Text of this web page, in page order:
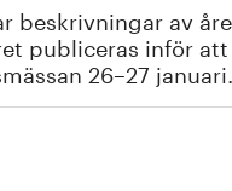
beskrivningar av
publiceras inför
26–27 januari.